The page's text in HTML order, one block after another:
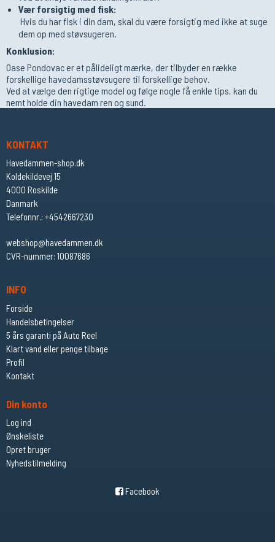
Vær forsigtig med fisk:
Hvis du har fisk i din dam, skal du være forsigtig med ikke at suge
dem op med støvsugeren.
Konklusion:
Oase Pondovac er et pålideligt mærke, der tilbyder en række
forskellige havedamsstøvsugere til forskellige behov.
Ved at vælge den rigtige model og følge nogle få enkle tips, kan du
nemt holde din havedam ren og sund.
KONTAKT
Havedammen-shop.dk
Koldekildevej 15
4000 Roskilde
Danmark
Telefonnr.: +4542667230
webshop@havedammen.dk
CVR-nummer: 10087686
INFO
Forside
Handelsbetingelser
5 års garanti på Auto Reel
Klart vand eller penge tilbage
Profil
Kontakt
Din konto
Log ind
Ønskeliste
Opret bruger
Nyhedstilmelding
Facebook